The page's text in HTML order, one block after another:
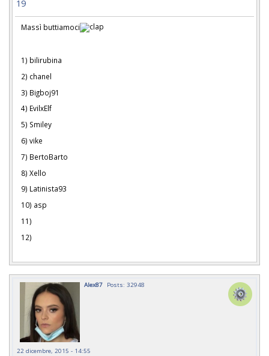
19
Massì buttiamoci
1) bilirubina
2) chanel
3) Bigboj91
4) EvilxElf
5) Smiley
6) vike
7) BertoBarto
8) Xello
9) Latinista93
10) asp
11)
12)
Alex87 Posts: 32948
22 dicembre, 2015 - 14:55